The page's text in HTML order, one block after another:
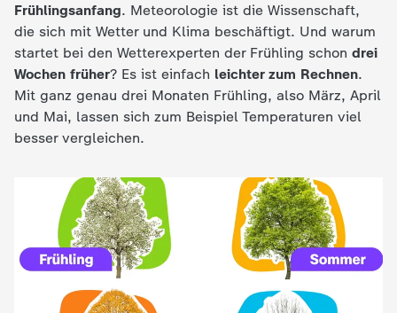
d
e
Z
Frühlingsanfang. Meteorologie ist die Wissenschaft,
die sich mit Wetter und Klima beschäftigt. Und warum
startet bei den Wetterexperten der Frühling schon drei
Wochen früher? Es ist einfach leichter zum Rechnen.
Mit ganz genau drei Monaten Frühling, also März, April
und Mai, lassen sich zum Beispiel Temperaturen viel
besser vergleichen.